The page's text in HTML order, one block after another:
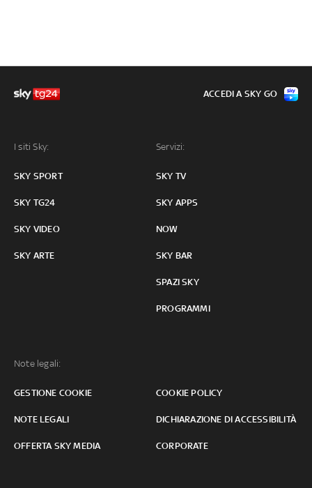
I siti Sky:
SKY SPORT
SKY TG24
SKY VIDEO
SKY ARTE
Servizi:
SKY TV
SKY APPS
NOW
SKY BAR
SPAZI SKY
PROGRAMMI
Note legali:
GESTIONE COOKIE COOKIE POLICY
NOTE LEGALI DICHIARAZIONE DI ACCESSIBILITÀ
OFFERTA SKY MEDIA CORPORATE
ACCEDI A SKY GO